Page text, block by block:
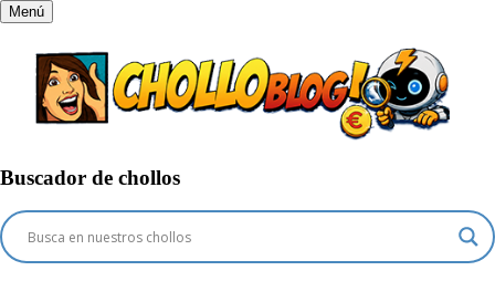
Menú
Buscador de chollos